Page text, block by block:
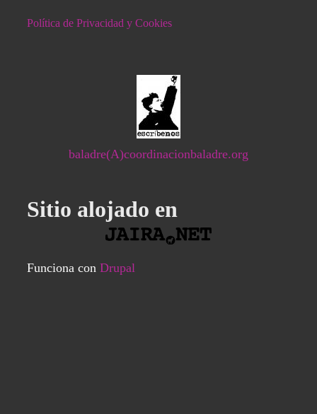
Política de Privacidad y Cookies
baladre(A)coordinacionbaladre.org
Sitio alojado en
Funciona con Drupal